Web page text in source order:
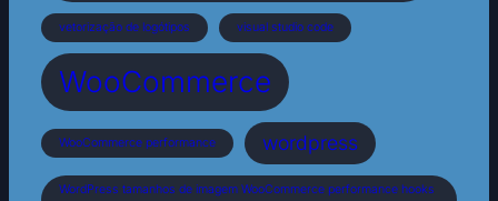
vetorização de logótipos visual studio code
WooCommerce
WooCommerce performance wordpress
WordPress tamanhos de imagem WooCommerce performance hooks